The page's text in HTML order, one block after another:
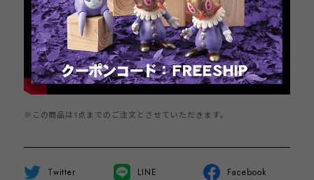
※この商品は1点までのご注文とさせていただきます。
Twitter LINE Facebook